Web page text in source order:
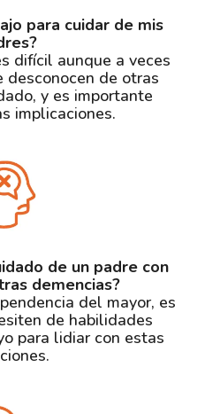
para cuidar de mis
difícil aunque a veces
desconocen de otras
y es importante
implicaciones.
de un padre con
demencias?
del mayor, es
de habilidades
para lidiar con estas